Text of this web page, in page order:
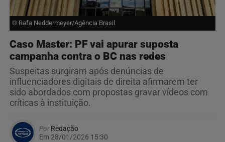
© Rafa Neddermeyer/Agência Brasil
Caso Master: PF vai apurar suposta
campanha contra o BC nas redes
Suspeitas surgiram após denúncias de
influenciadores digitais de direita afirmarem ter
sido abordados com propostas gravar vídeos com
críticas à instituição.
PorRedação
Em 28/01/2026 15:30